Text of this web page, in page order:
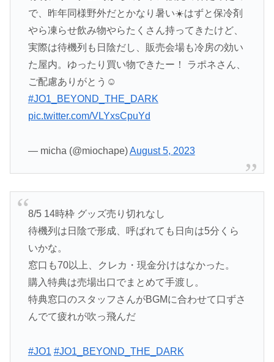
で、昨年同様野外だとかなり暑い☀️はずと保冷剤
やら凍らせ飲み物やらたくさん持ってきたけど、
実際は待機列も日陰だし、販売会場も冷房の効い
た屋内。ゆったり買い物できたー！ ラポネさん、
ご配慮ありがとう☺️
#JO1_BEYOND_THE_DARK
pic.twitter.com/VLYxsCpuYd
— micha (@miochape)August 5, 2023
8/5 14時枠 グッズ売り切れなし
待機列は日陰で形成、呼ばれても日向は5分くら
いかな。
窓口も70以上、クレカ・現金分けはなかった。
購入特典は売場出口でまとめて手渡し。
特典窓口のスタッフさんがBGMに合わせて口ずさ
んでて疲れが吹っ飛んだ
#JO1 #JO1_BEYOND_THE_DARK